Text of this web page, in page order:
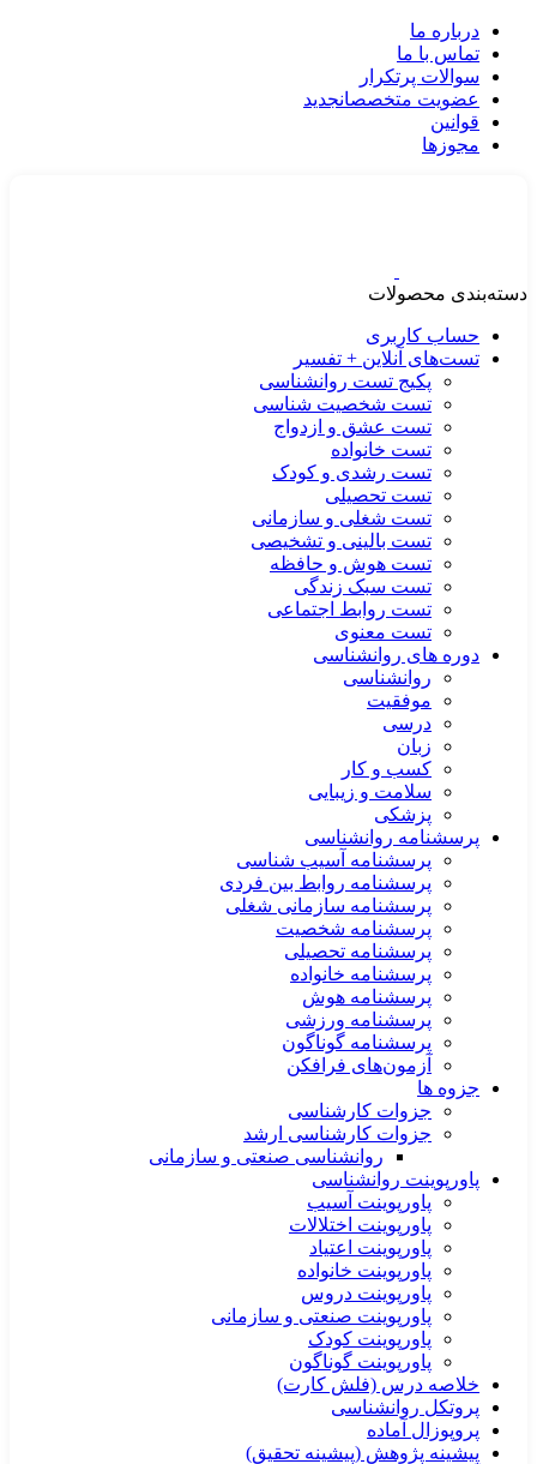
درباره ما
تماس با ما
سوالات پرتکرار
عضویت متخصصانجدید
قوانین
مجوزها
دسته‌بندی محصولات
حساب کاربری
تست‌های آنلاین + تفسیر
پکیج تست روانشناسی
تست شخصیت شناسی
تست عشق و ازدواج
تست خانواده
تست رشدی و کودک
تست تحصیلی
تست شغلی و سازمانی
تست بالینی و تشخیصی
تست هوش و حافظه
تست سبک زندگی
تست روابط اجتماعی
تست معنوی
دوره های روانشناسی
روانشناسی
موفقیت
درسی
زبان
کسب و کار
سلامت و زیبایی
پزشکی
پرسشنامه روانشناسی
پرسشنامه آسیب شناسی
پرسشنامه روابط بین فردی
پرسشنامه سازمانی شغلی
پرسشنامه شخصیت
پرسشنامه تحصیلی
پرسشنامه خانواده
پرسشنامه هوش
پرسشنامه ورزشی
پرسشنامه گوناگون
آزمون‌های فرافکن
جزوه ها
جزوات کارشناسی
جزوات کارشناسی ارشد
روانشناسی صنعتی و سازمانی
پاورپوینت روانشناسی
پاورپوینت آسیب
پاورپوینت اختلالات
پاورپوینت اعتیاد
پاورپوینت خانواده
پاورپوینت دروس
پاورپوینت صنعتی و سازمانی
پاورپوینت کودک
پاورپوینت گوناگون
خلاصه درس (فلش کارت)
پروتکل روانشناسی
پروپوزال آماده
پیشینه پژوهش (پیشینه تحقیق)